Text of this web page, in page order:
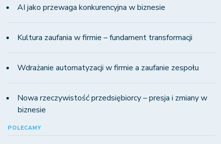
AI jako przewaga konkurencyjna w biznesie
Kultura zaufania w firmie – fundament transformacji
Wdrażanie automatyzacji w firmie a zaufanie zespołu
Nowa rzeczywistość przedsiębiorcy – presja i zmiany w
biznesie
POLECAMY